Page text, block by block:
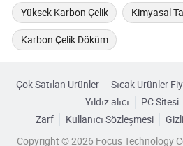
Yüksek Karbon Çelik Kimyasal
Karbon Çelik Döküm
Çok Satılan Ürünler Sıcak Ürünler
Yıldız alıcı
PC Sitesi
Zarf
Kullanıcı Sözleşmesi
Copyright © 2026 Focus Technology